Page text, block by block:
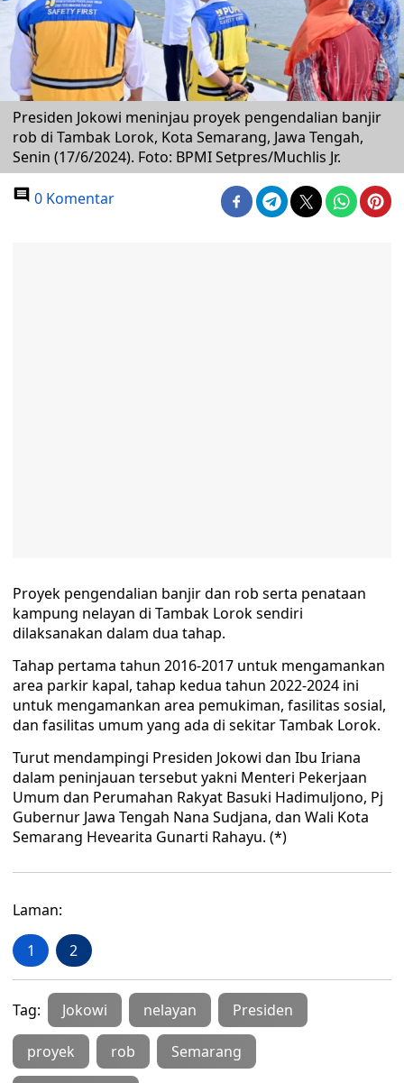
Presiden Jokowi meninjau proyek pengendalian banjir
rob di Tambak Lorok, Kota Semarang, Jawa Tengah,
Senin (17/6/2024). Foto: BPMI Setpres/Muchlis Jr.
0 Komentar
Proyek pengendalian banjir dan rob serta penataan
kampung nelayan di Tambak Lorok sendiri
dilaksanakan dalam dua tahap.
Tahap pertama tahun 2016-2017 untuk mengamankan
area parkir kapal, tahap kedua tahun 2022-2024 ini
untuk mengamankan area pemukiman, fasilitas sosial,
dan fasilitas umum yang ada di sekitar Tambak Lorok.
Turut mendampingi Presiden Jokowi dan Ibu Iriana
dalam peninjauan tersebut yakni Menteri Pekerjaan
Umum dan Perumahan Rakyat Basuki Hadimuljono, Pj
Gubernur Jawa Tengah Nana Sudjana, dan Wali Kota
Semarang Hevearita Gunarti Rahayu. (*)
Laman:
1 2
Tag: Jokowi nelayan Presiden
proyek rob Semarang